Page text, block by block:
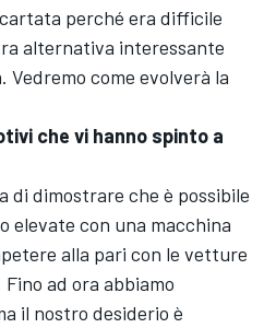
perché era difficile
alternativa interessante
Vedremo come evolverà la
che vi hanno spinto a
di dimostrare che è possibile
elevate con una macchina
alla pari con le vetture
ad ora abbiamo
il nostro desiderio è